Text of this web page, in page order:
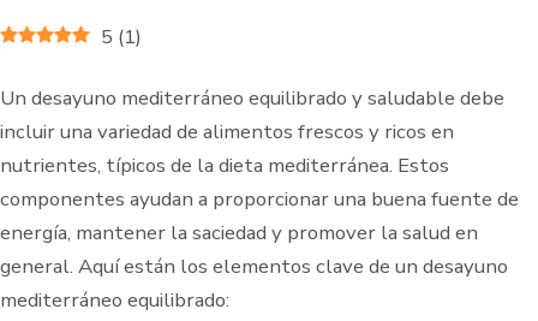
5 (1)
Un desayuno mediterráneo equilibrado y saludable debe
incluir una variedad de alimentos frescos y ricos en
nutrientes, típicos de la dieta mediterránea. Estos
componentes ayudan a proporcionar una buena fuente de
energía, mantener la saciedad y promover la salud en
general. Aquí están los elementos clave de un desayuno
mediterráneo equilibrado: